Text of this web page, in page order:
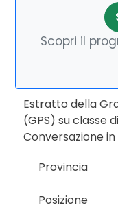
Scopri il
Estratto della
(GPS) su classe
Conversazione
Provincia
Posizione